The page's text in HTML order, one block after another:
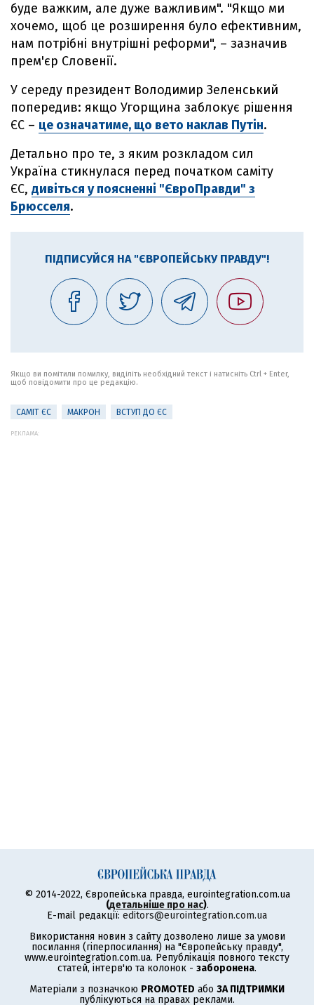
буде важким, але дуже важливим". "Якщо ми
хочемо, щоб це розширення було ефективним,
нам потрібні внутрішні реформи", – зазначив
прем'єр Словенії.
У середу президент Володимир Зеленський
попередив: якщо Угорщина заблокує рішення
ЄС – це означатиме, що вето наклав Путін.
Детально про те, з яким розкладом сил
Україна стикнулася перед початком саміту
ЄС, дивіться у поясненні "ЄвроПравди" з
Брюсселя.
ПІДПИСУЙСЯ НА "ЄВРОПЕЙСЬКУ ПРАВДУ"!
Якщо ви помітили помилку, виділіть необхідний текст і натисніть Ctrl + Enter,
щоб повідомити про це редакцію.
САМІТ ЄС МАКРОН ВСТУП ДО ЄС
РЕКЛАМА:
© 2014-2022, Європейська правда, eurointegration.com.ua
(детальніше про нас).
E-mail редакції: editors@eurointegration.com.ua
Використання новин з сайту дозволено лише за умови
посилання (гіперпосилання) на "Європейську правду",
www.eurointegration.com.ua. Републікація повного тексту
статей, інтерв'ю та колонок - заборонена.
Матеріали з позначкою PROMOTED або ЗА ПІДТРИМКИ
публікуються на правах реклами.